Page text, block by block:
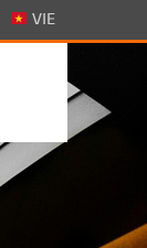
VIE